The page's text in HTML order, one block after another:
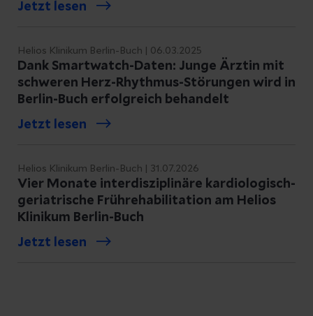
Jetzt lesen
Helios Klinikum Berlin-Buch | 06.03.2025
Dank Smartwatch-Daten: Junge Ärztin mit
schweren Herz-Rhythmus-Störungen wird in
Berlin-Buch erfolgreich behandelt
Jetzt lesen
Helios Klinikum Berlin-Buch | 31.07.2026
Vier Monate interdisziplinäre kardiologisch-
geriatrische Frührehabilitation am Helios
Klinikum Berlin-Buch
Jetzt lesen